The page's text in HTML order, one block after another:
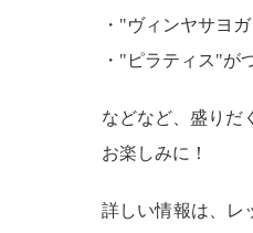
・"ヴィンヤサヨ
・"ピラティス"が
などなど、盛りだ
お楽しみに！
詳しい情報は、レ